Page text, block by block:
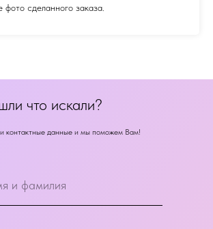
фото сделанного заказа.
что искали?
контактные данные и мы поможем Вам!